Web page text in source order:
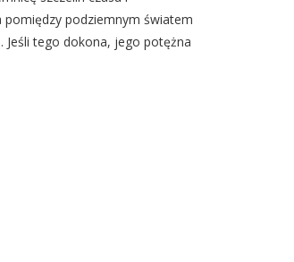
podziemnym światem
Jeśli tego dokona, jego potężna